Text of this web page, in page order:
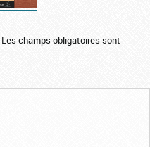
Les champs obligatoires sont